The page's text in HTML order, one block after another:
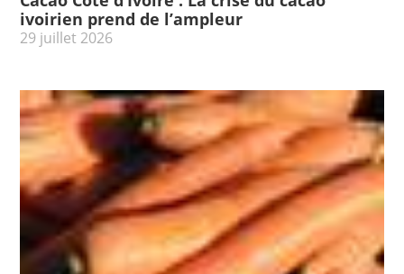
ivoirien prend de l’ampleur
29 juillet 2026